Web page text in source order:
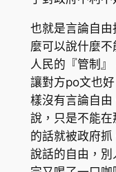
也就是言論自
麼可以說什麼
人民的『管制
讓對方po文也
樣沒有言論自
說，只是不能
的話就被政府
說話的自由，